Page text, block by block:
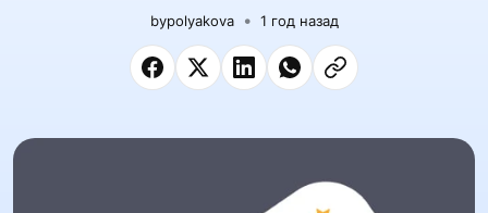
bypolyakova 1 год назад